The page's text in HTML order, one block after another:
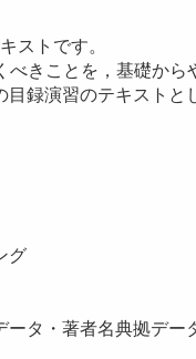
ストです。
きことを，基礎から
録演習のテキストと
グ
タ・著者名典拠デー